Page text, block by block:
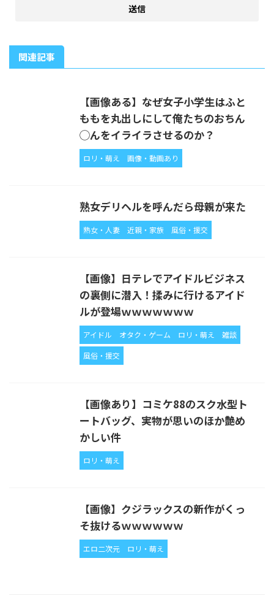
関連記事
【画像ある】なぜ女子小学生はふと
ももを丸出しにして俺たちのおちん
◯んをイライラさせるのか？
ロリ・萌え 画像・動画あり
熟女デリヘルを呼んだら母親が来た
熟女・人妻 近親・家族 風俗・援交
【画像】日テレでアイドルビジネス
の裏側に潜入！揉みに行けるアイド
ルが登場ｗｗｗｗｗｗｗ
アイドル オタク・ゲーム ロリ・萌え
雑談
風俗・援交
【画像あり】コミケ88のスク水型ト
ートバッグ、実物が思いのほか艶め
かしい件
ロリ・萌え
【画像】クジラックスの新作がくっ
そ抜けるｗｗｗｗｗｗ
エロ二次元 ロリ・萌え